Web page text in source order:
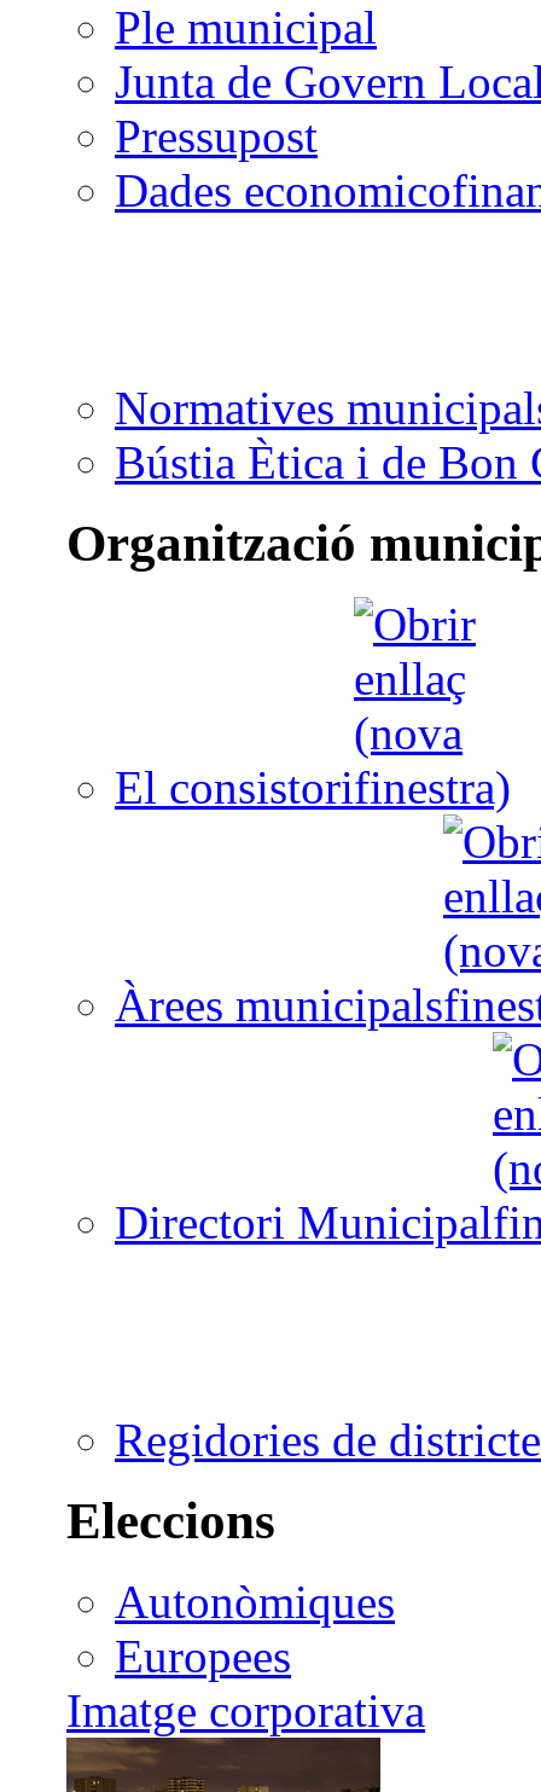
Ple municipal
Junta de Govern
Pressupost
Dades
Normatives
Bústia Ètica i de Bon
Organització
El consistori
Àrees municipals
Directori Municipal
Regidories de districte
Eleccions
Autonòmiques
Europees
Imatge corporativa